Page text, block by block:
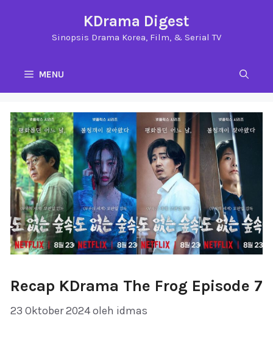
KDrama Digest
Sinopsis Drama Korea, Film, & Serial TV
MENU
Recap KDrama The Frog Episode 7
23 Oktober 2024oleh idmas